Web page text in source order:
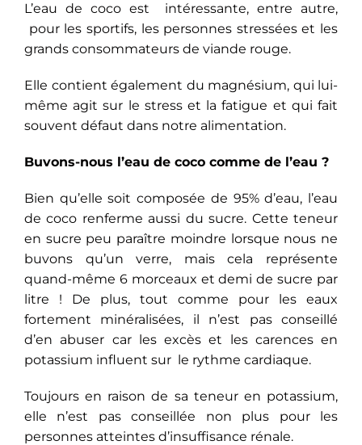
L’eau de coco est intéressante, entre autre,
pour les sportifs, les personnes stressées et les
grands consommateurs de viande rouge.
Elle contient également du magnésium, qui lui-
même agit sur le stress et la fatigue et qui fait
souvent défaut dans notre alimentation.
Buvons-nous l’eau de coco comme de l’eau ?
Bien qu’elle soit composée de 95% d’eau, l’eau
de coco renferme aussi du sucre. Cette teneur
en sucre peu paraître moindre lorsque nous ne
buvons qu’un verre, mais cela représente
quand-même 6 morceaux et demi de sucre par
litre ! De plus, tout comme pour les eaux
fortement minéralisées, il n’est pas conseillé
d’en abuser car les excès et les carences en
potassium influent sur le rythme cardiaque.
Toujours en raison de sa teneur en potassium,
elle n’est pas conseillée non plus pour les
personnes atteintes d’insuffisance rénale.